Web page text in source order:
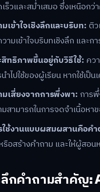
ร็วและสม่ำเสมอ ซึ่งเหนือก
เข้าใจเชิงลึกและบริบท: ติ
วามเข้าใจบริบทเชิงลึก แล
สิทธิภาพขึ้นอยู่กับวิธีใช้: คว
ำไปใช้ของผู้เรียน หากใช้เ
มเสี่ยงจากการพึ่งพา: การ
สามารถในการจดจำเนื้อหา
ใช้งานแบบผสมผสานคือค
อสร้างคำถาม และให้ผู้สอ
ลึกคำถามสำคัญ: